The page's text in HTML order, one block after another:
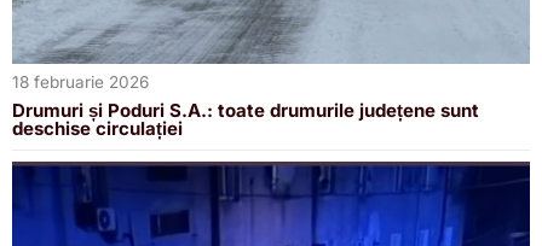
18 februarie 2026
Drumuri și Poduri S.A.: toate drumurile județene sunt
deschise circulației